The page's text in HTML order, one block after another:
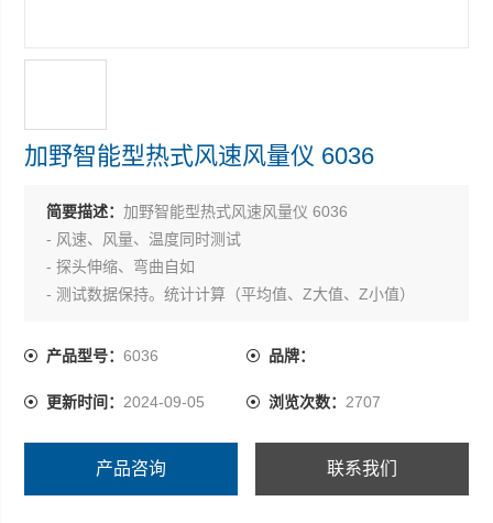
加野智能型热式风速风量仪 6036
简要描述：加野智能型热式风速风量仪 6036
- 风速、风量、温度同时测试
- 探头伸缩、弯曲自如
- 测试数据保持。统计计算（平均值、Z大值、Z小值）
- 可连接电脑通过数据处理软件显示并下载实时数据
节5号干电池、便携箱、使用说明书
产品型号：6036 品牌：
更新时间： 2024-09-05 浏览次数： 2707
产品咨询 联系我们